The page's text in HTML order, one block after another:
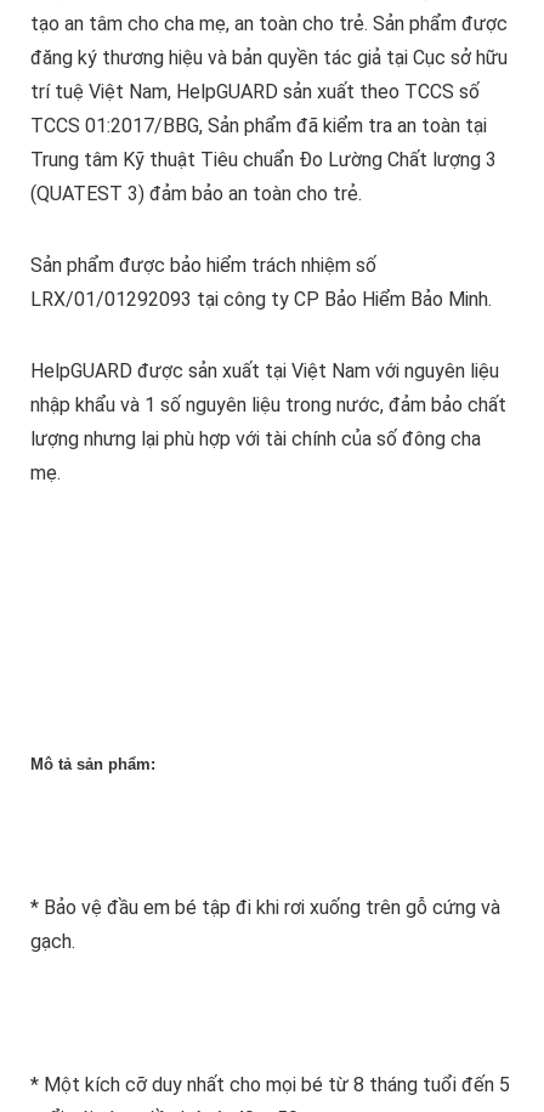
tạo an tâm cho cha mẹ, an toàn cho trẻ. Sản phẩm được
đăng ký thương hiệu và bản quyền tác giả tại Cục sở hữu
trí tuệ Việt Nam, HelpGUARD sản xuất theo TCCS số
TCCS 01:2017/BBG, Sản phẩm đã kiểm tra an toàn tại
Trung tâm Kỹ thuật Tiêu chuẩn Đo Lường Chất lượng 3
(QUATEST 3) đảm bảo an toàn cho trẻ.
Sản phẩm được bảo hiểm trách nhiệm số
LRX/01/01292093 tại công ty CP Bảo Hiểm Bảo Minh.
HelpGUARD được sản xuất tại Việt Nam với nguyên liệu
nhập khẩu và 1 số nguyên liệu trong nước, đảm bảo chất
lượng nhưng lại phù hợp với tài chính của số đông cha
mẹ.
Mô tả sản phẩm:
* Bảo vệ đầu em bé tập đi khi rơi xuống trên gỗ cứng và
gạch.
* Một kích cỡ duy nhất cho mọi bé từ 8 tháng tuổi đến 5